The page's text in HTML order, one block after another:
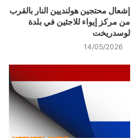
إشعال محتجين هولنديين النار بالقرب
من مركز إيواء للاجئين في بلدة
لوسدريخت
14/05/2026